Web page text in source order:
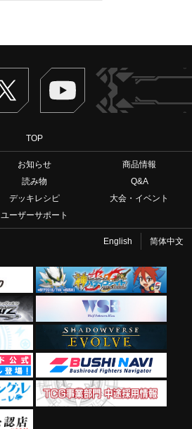
Twitter ヴァンガードch
TOP
お知らせ
商品情報
読み物
Q&A
デッキレシピ
大会・イベント
ユーザーサポート
English 简体中文